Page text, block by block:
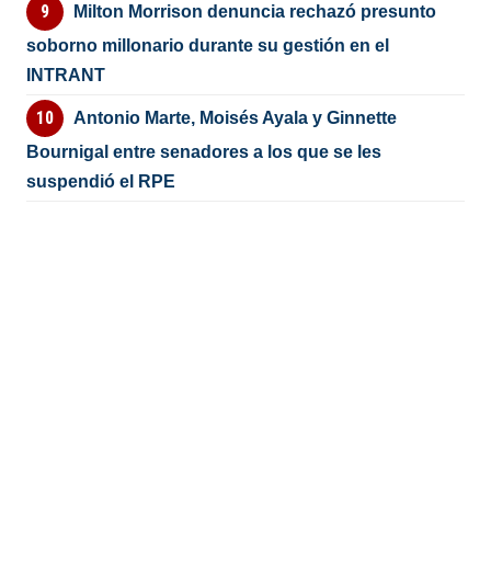
Milton Morrison denuncia rechazó presunto
soborno millonario durante su gestión en el
INTRANT
Antonio Marte, Moisés Ayala y Ginnette
Bournigal entre senadores a los que se les
suspendió el RPE